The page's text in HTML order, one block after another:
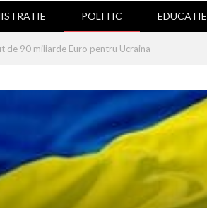
POLITIC EDUCATIE
de 90 miliarde Euro pentru Ucraina